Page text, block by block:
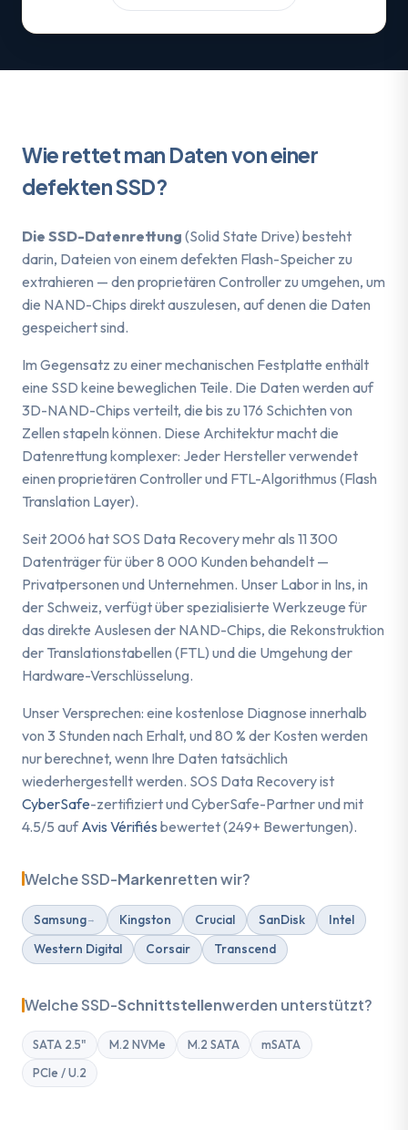
Wie rettet man Daten von einer
defektenSSD?
Die SSD-Datenrettung (Solid State Drive) besteht
darin, Dateien von einem defekten Flash-Speicher zu
extrahieren — den proprietären Controller zu umgehen, um
die NAND-Chips direkt auszulesen, auf denen die Daten
gespeichert sind.
Im Gegensatz zu einer mechanischen Festplatte enthält
eine SSD keine beweglichen Teile. Die Daten werden auf
3D-NAND-Chips verteilt, die bis zu 176 Schichten von
Zellen stapeln können. Diese Architektur macht die
Datenrettung komplexer: Jeder Hersteller verwendet
einen proprietären Controller und FTL-Algorithmus (Flash
Translation Layer).
Seit 2006 hat SOS Data Recovery mehr als 11 300
Datenträger für über 8 000 Kunden behandelt —
Privatpersonen und Unternehmen. Unser Labor in Ins, in
der Schweiz, verfügt über spezialisierte Werkzeuge für
das direkte Auslesen der NAND-Chips, die Rekonstruktion
der Translationstabellen (FTL) und die Umgehung der
Hardware-Verschlüsselung.
Unser Versprechen: eine kostenlose Diagnose innerhalb
von 3 Stunden nach Erhalt, und 80 % der Kosten werden
nur berechnet, wenn Ihre Daten tatsächlich
wiederhergestellt werden. SOS Data Recovery ist
CyberSafe-zertifiziert und CyberSafe-Partner und mit
4.5/5 aufAvis Vérifiés bewertet (249+ Bewertungen).
Welche SSD-Markenretten wir?
Samsung Kingston Crucial SanDisk
Intel
Western Digital
Corsair Transcend
Welche SSD-Schnittstellenwerden unterstützt?
SATA 2.5" M.2 NVMe M.2 SATA
mSATA
PCIe / U.2